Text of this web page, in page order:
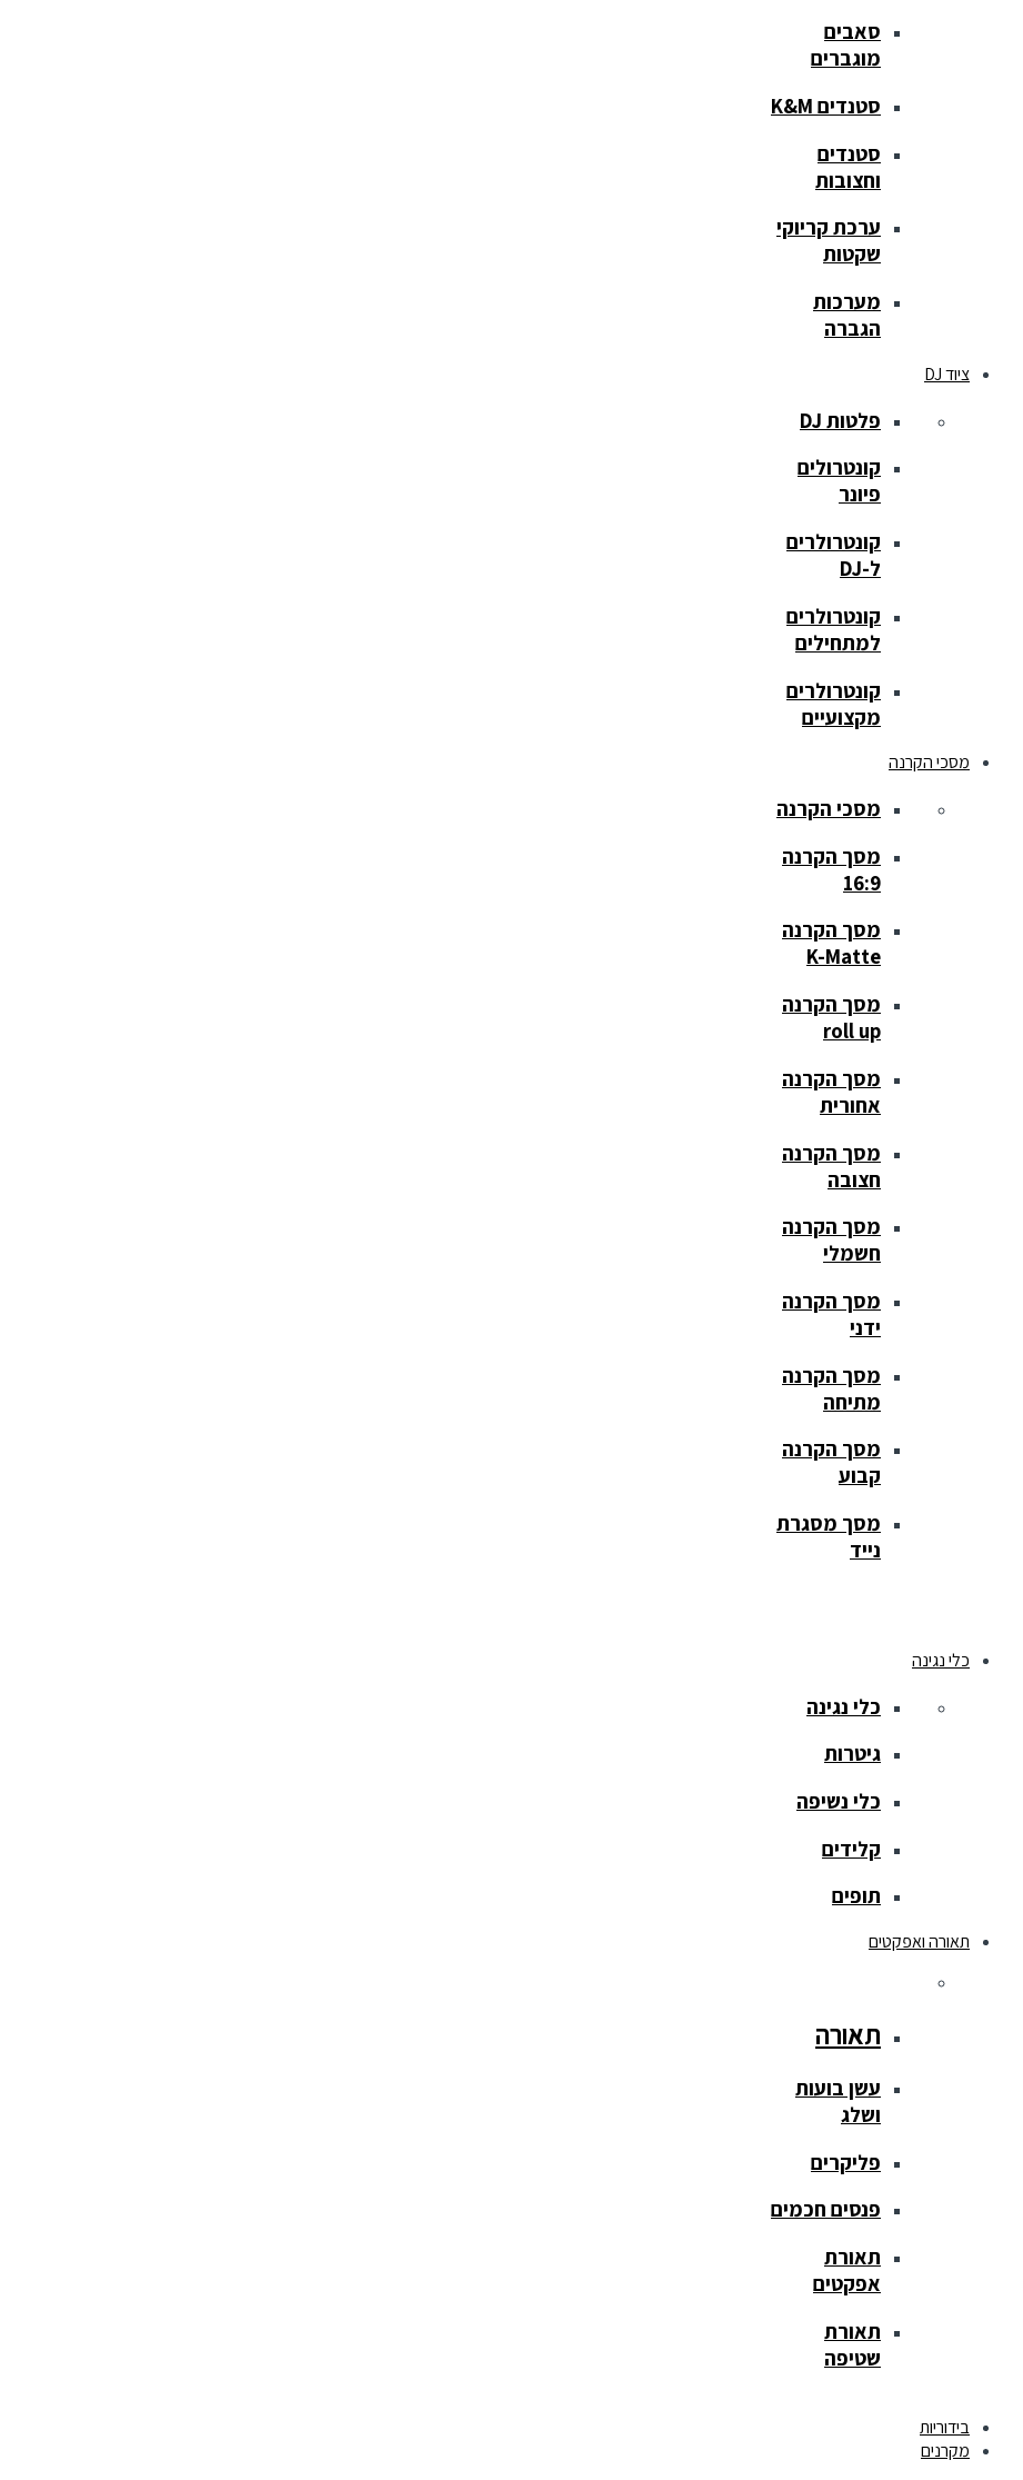
סאבים
מוגברים
סטנדים K&M
סטנדים
וחצובות
ערכת קריוקי
שקטות
מערכות
הגברה
ציוד DJ
פלטות DJ
קונטרולים
פיונר
קונטרולרים
ל-DJ
קונטרולרים
למתחילים
קונטרולרים
מקצועיים
מסכי הקרנה
מסכי הקרנה
מסך הקרנה
16:9
מסך הקרנה
K-Matte
מסך הקרנה
roll up
מסך הקרנה
אחורית
מסך הקרנה
חצובה
מסך הקרנה
חשמלי
מסך הקרנה
ידני
מסך הקרנה
מתיחה
מסך הקרנה
קבוע
מסך מסגרת
נייד
כלי נגינה
כלי נגינה
גיטרות
כלי נשיפה
קלידים
תופים
תאורה ואפקטים
תאורה
עשן בועות
ושלג
פליקרים
פנסים חכמים
תאורת
אפקטים
תאורת
שטיפה
בידוריות
מקרנים